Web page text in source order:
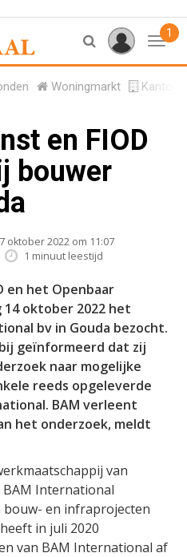
1
Woningmarkt
en FIOD
bouwer
oktober 2022 om 11:07
1 minuut leestijd
en het Openbaar
oktober 2022 het
bv in Gouda bezocht.
geïnformeerd dat zij
naar mogelijke
reeds opgeleverde
BAM verleent
het onderzoek, meldt
van
BAM International
bouw- en infraprojecten
in juli 2020
van BAM International af